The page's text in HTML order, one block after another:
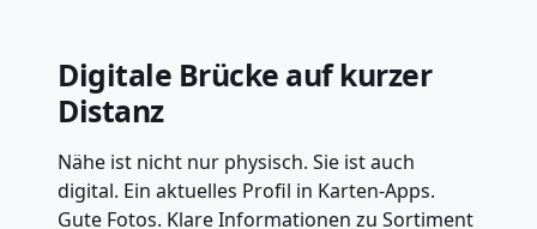
Digitale Brücke auf kurzer
Distanz
Nähe ist nicht nur physisch. Sie ist auch
digital. Ein aktuelles Profil in Karten-Apps.
Gute Fotos. Klare Informationen zu Sortiment